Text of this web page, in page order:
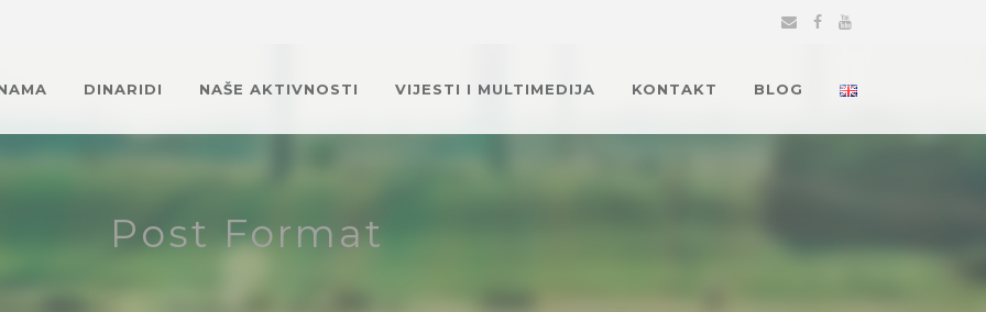
DINARIDI NAŠE AKTIVNOSTI VIJESTI I MULTIMEDIJA KONTAKT BLOG
Post Format